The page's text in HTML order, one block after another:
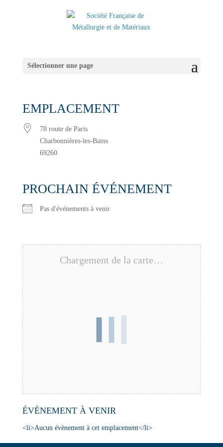
Sélectionner une page
EMPLACEMENT
78 route de Paris
Charbonnières-les-Bains
69260
PROCHAIN ÉVÉNEMENT
Pas d'événements à venir
Chargement de la carte…
ÉVÈNEMENT À VENIR
<li>Aucun évènement à cet emplacement</li>